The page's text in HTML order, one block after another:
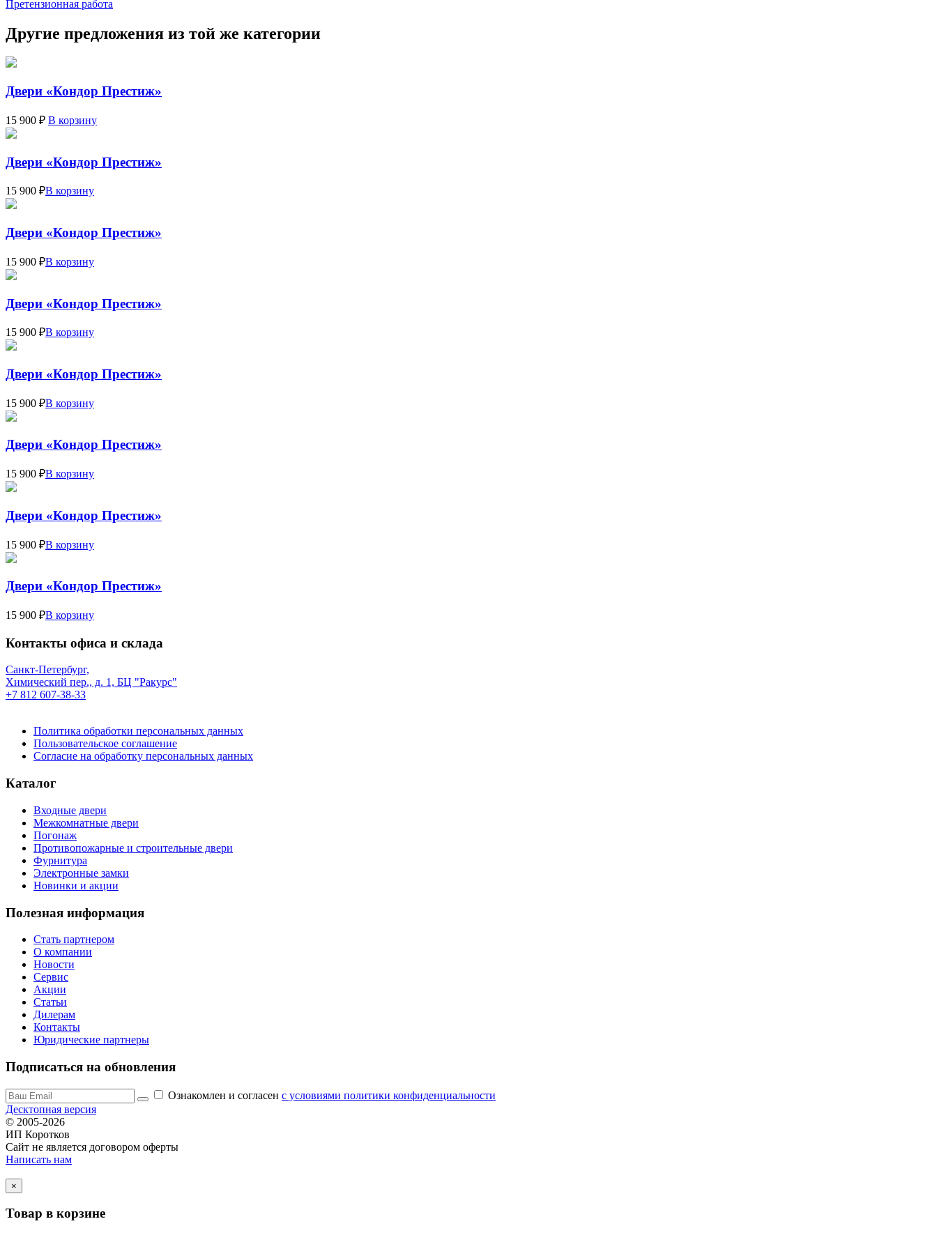
Претензионная работа
Другие предложения из той же категории
Двери «Кондор Престиж»
15 900 ₽ В корзину
Двери «Кондор Престиж»
15 900 ₽В корзину
Двери «Кондор Престиж»
15 900 ₽В корзину
Двери «Кондор Престиж»
15 900 ₽В корзину
Двери «Кондор Престиж»
15 900 ₽В корзину
Двери «Кондор Престиж»
15 900 ₽В корзину
Двери «Кондор Престиж»
15 900 ₽В корзину
Двери «Кондор Престиж»
15 900 ₽В корзину
Контакты офиса и склада
Санкт-Петербург,
Химический пер., д. 1, БЦ "Ракурс"
+7 812 607-38-33
Политика обработки персональных данных
Пользовательское соглашение
Согласие на обработку персональных данных
Каталог
Входные двери
Межкомнатные двери
Погонаж
Противопожарные и строительные двери
Фурнитура
Электронные замки
Новинки и акции
Полезная информация
Стать партнером
О компании
Новости
Сервис
Акции
Статьи
Дилерам
Контакты
Юридические партнеры
Подписаться на обновления
Ознакомлен и согласен c условиями политики конфиденциальности
Десктопная версия
© 2005-2026
ИП Коротков
Сайт не является договором оферты
Написать нам
×
Товар в корзине